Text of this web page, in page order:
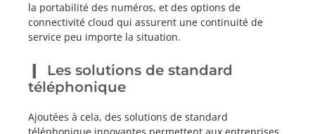
la portabilité des numéros, et des options de
connectivité cloud qui assurent une continuité de
service peu importe la situation.
Les solutions de standard
téléphonique
Ajoutées à cela, des solutions de standard